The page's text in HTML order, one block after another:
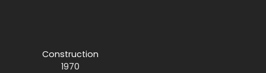
Construction
1970